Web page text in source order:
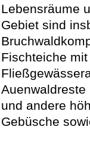
Lebensräume
Gebiet sind
Fischteiche
und andere
Gebüsche